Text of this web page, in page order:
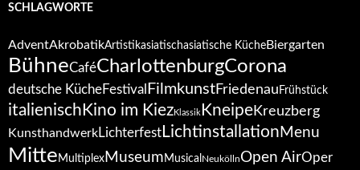
SCHLAGWORTE
AdventAkrobatikArtistikasiatischasiatische Küche Biergarten
BühneCaféCharlottenburgCorona
deutsche KücheFestival FilmkunstFriedenau Frühstück
italienisch Kino im KiezKlassik KneipeKreuzberg
KunsthandwerkLichterfest Lichtinstallation Menu
Mitte Multiplex Museum Musical NeuköllnOpen AirOper